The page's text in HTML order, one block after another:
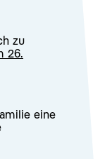
zu
26.
eine